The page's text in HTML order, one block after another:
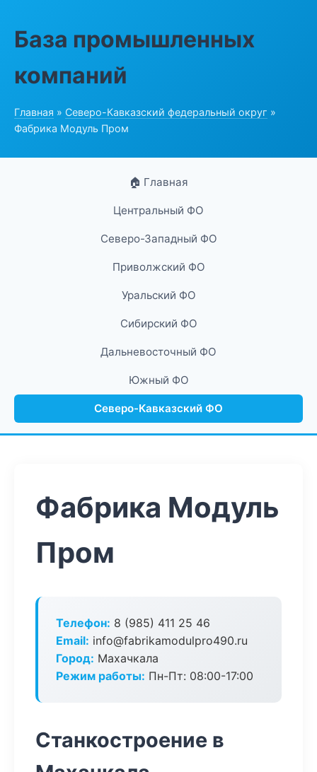
База промышленных
компаний
Главная » Северо-Кавказский федеральный округ »
Фабрика Модуль Пром
🏠 Главная
Центральный ФО
Северо-Западный ФО
Приволжский ФО
Уральский ФО
Сибирский ФО
Дальневосточный ФО
Южный ФО
Северо-Кавказский ФО
Фабрика Модуль
Пром
Телефон: 8 (985) 411 25 46
Email: info@fabrikamodulpro490.ru
Город: Махачкала
Режим работы: Пн-Пт: 08:00-17:00
Станкостроение в